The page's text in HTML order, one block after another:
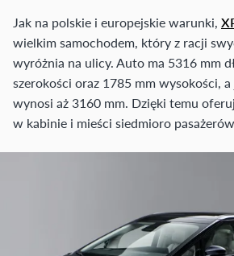
Jak na polskie i europejskie warunki,
wielkim samochodem, który z racji
wyróżnia na ulicy. Auto ma 5316 mm
szerokości oraz 1785 mm wysokości,
wynosi aż 3160 mm. Dzięki temu
w kabinie i mieści siedmioro